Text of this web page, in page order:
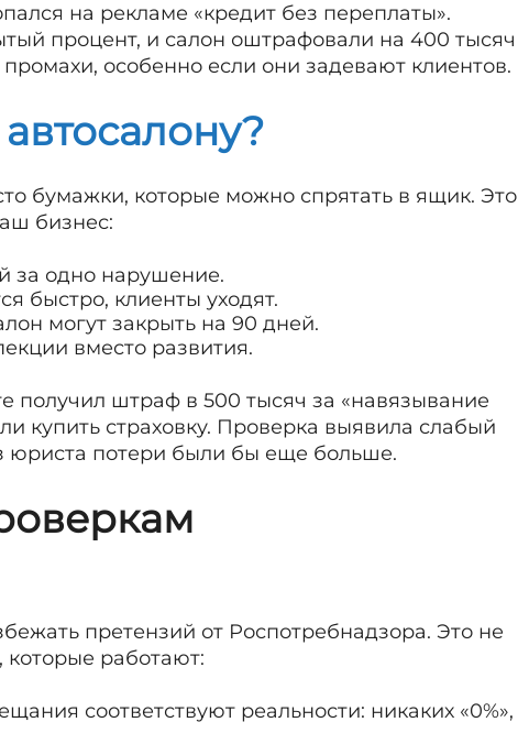
на рекламе «кредит без переплаты».
процент, и салон оштрафовали на 400 тысяч
особенно если они задевают клиентов.
бумажки, которые можно спрятать в ящик. Это
бизнес:
за одно нарушение.
быстро, клиенты уходят.
могут закрыть на 90 дней.
вместо развития.
получил штраф в 500 тысяч за «навязывание
купить страховку. Проверка выявила слабый
юриста потери были бы еще больше.
претензий от Роспотребнадзора. Это не
которые работают:
соответствуют реальности: никаких «0%»,